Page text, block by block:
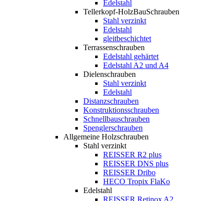
Edelstahl
Tellerkopf-HolzBauSchrauben
Stahl verzinkt
Edelstahl
gleitbeschichtet
Terrassenschrauben
Edelstahl gehärtet
Edelstahl A2 und A4
Dielenschrauben
Stahl verzinkt
Edelstahl
Distanzschrauben
Konstruktionsschrauben
Schnellbauschrauben
Spenglerschrauben
Allgemeine Holzschrauben
Stahl verzinkt
REISSER R2 plus
REISSER DNS plus
REISSER Dribo
HECO Tropix FlaKo
Edelstahl
REISSER Retinox A2